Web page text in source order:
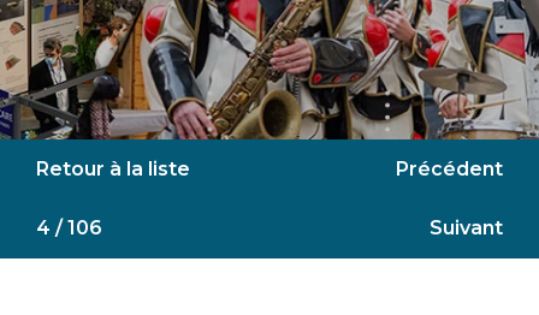
Retour à la liste Précédent
4 / 106 Suivant